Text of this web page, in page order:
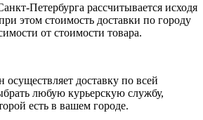
Петербурга рассчитывается исходя
этом стоимость доставки по городу
от стоимости товара.
доставку по всей
любую курьерскую службу,
есть в вашем городе.